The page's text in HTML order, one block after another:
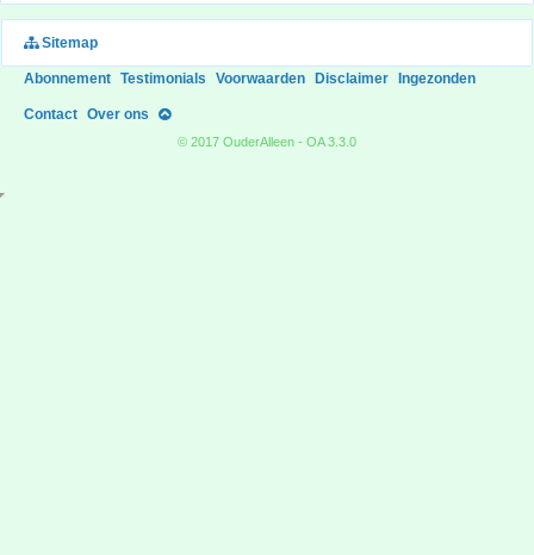
Sitemap
Abonnement Testimonials Voorwaarden Disclaimer Ingezonden
Contact Over ons
© 2017 OuderAlleen - OA 3.3.0